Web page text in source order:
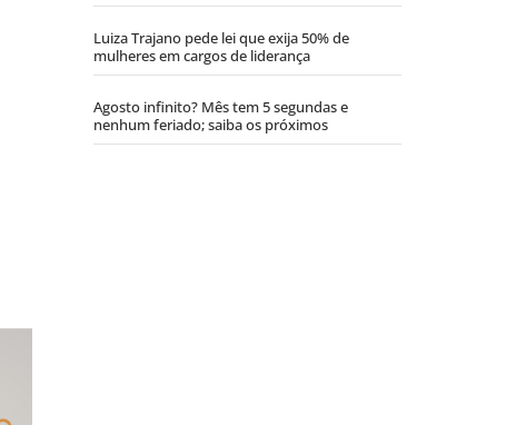
Luiza Trajano pede lei que exija 50% de
mulheres em cargos de liderança
Agosto infinito? Mês tem 5 segundas e
nenhum feriado; saiba os próximos